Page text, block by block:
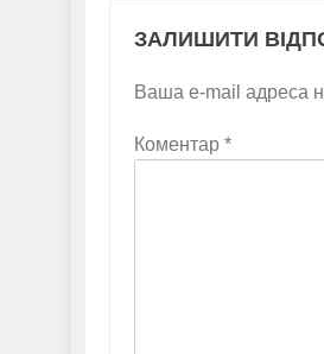
ЗАЛИШИТИ
Ваша e-mail адреса
Коментар *